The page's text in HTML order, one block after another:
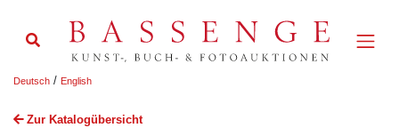
Deutsch / English
Zur Katalogübersicht